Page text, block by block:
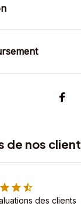
de nos
des clients